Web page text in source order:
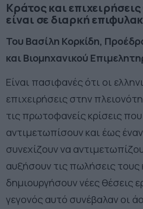
Κράτος και
είναι σε διαρκή
Του Βασίλη Κορκίδη,
και Βιομηχανικού
Είναι πασιφανές ότι οι
επιχειρήσεις στην
τις πρωτοφανείς κρίσεις
αντιμετωπίσουν και έως
συνεχίζουν να
αυξήσουν τις πωλήσεις τους
δημιουργήσουν νέες θέσεις
γεγονός αυτό συνέβαλαν οι